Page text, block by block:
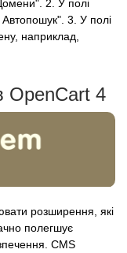
2. У полі
3. У полі
наприклад,
OpenCart 4
розширення, які
полегшує
CMS